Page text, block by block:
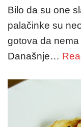
Bilo da su one
palačinke su
gotova da
Današnje…